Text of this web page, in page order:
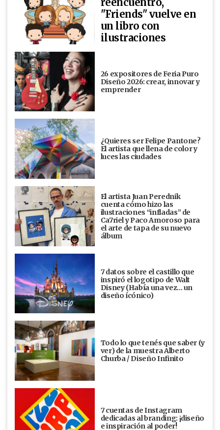
"Friends" vuelve en
un libro con
ilustraciones
26 expositores de Feria Puro
Diseño 2026: crear, innovar y
emprender
¿Quieres ser Felipe Pantone?
El artista que llena de color y
luces las ciudades
El artista Juan Perednik
cuenta cómo hizo las
ilustraciones “infladas” de
Ca7riel y Paco Amoroso para
el arte de tapa de su nuevo
álbum
7 datos sobre el castillo que
inspiró el logotipo de Walt
Disney (Había una vez... un
diseño ícónico)
Todo lo que tenés que saber (y
ver) de la muestra Alberto
Churba / Diseño Infinito
7 cuentas de Instagram
dedicadas al branding: ¡diseño
e inspiración al poder!